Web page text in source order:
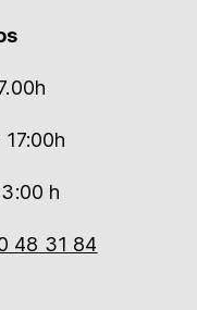
h
48 31 84